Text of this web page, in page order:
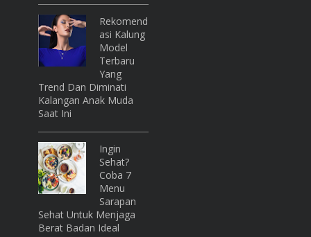
Rekomend
Asi Kalung
Model
Terbaru
Yang
Trend Dan Diminati
Kalangan Anak Muda
Saat Ini
Ingin
Sehat?
Coba 7
Menu
Sarapan
Sehat Untuk Menjaga
Berat Badan Ideal